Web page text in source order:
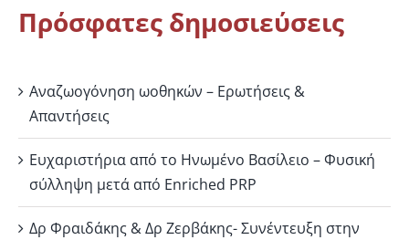
Πρόσφατες δημοσιεύσεις
Αναζωογόνηση ωοθηκών – Ερωτήσεις &
Απαντήσεις
Ευχαριστήρια από το Ηνωμένο Βασίλειο – Φυσική
σύλληψη μετά από Enriched PRP
Δρ Φραιδάκης & Δρ Ζερβάκης- Συνέντευξη στην